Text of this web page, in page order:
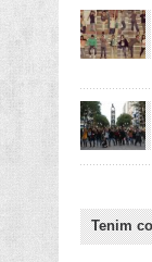
Tenim